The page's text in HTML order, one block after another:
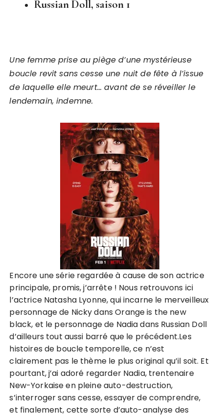
Russian Doll, saison 1
Une femme prise au piège d’une mystérieuse
boucle revit sans cesse une nuit de fête à l’issue
de laquelle elle meurt… avant de se réveiller le
lendemain, indemne.
Encore une série regardée à cause de son actrice
principale, promis, j’arrête ! Nous retrouvons ici
l’actrice Natasha Lyonne, qui incarne le merveilleux
personnage de Nicky dans Orange is the new
black, et le personnage de Nadia dans Russian Doll
d’ailleurs tout aussi barré que le précédent.Les
histoires de boucle temporelle, ce n’est
clairement pas le thème le plus original qu’il soit. Et
pourtant, j’ai adoré regarder Nadia, trentenaire
New-Yorkaise en pleine auto-destruction,
s’interroger sans cesse, essayer de comprendre,
et finalement, cette sorte d’auto-analyse des